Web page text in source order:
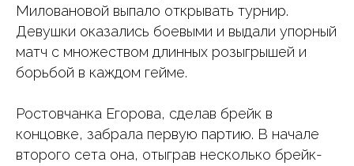
Миловановой выпало открывать турнир.
Девушки оказались боевыми и выдали упорный
матч с множеством длинных розыгрышей и
борьбой в каждом гейме.
Ростовчанка Егорова, сделав брейк в
концовке, забрала первую партию. В начале
второго сета она, отыграв несколько брейк-